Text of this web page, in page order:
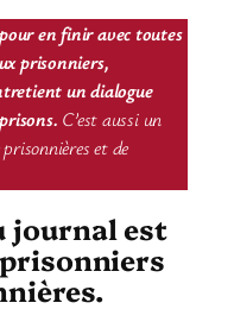
en finir avec toutes
prisonniers,
un dialogue
C’est aussi un
et de
journal est